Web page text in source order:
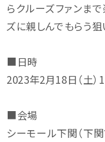
らクルーズファンま
ズに親しんでもらう狙
■日時
2023年2月18日（土）
■会場
シーモール下関（下